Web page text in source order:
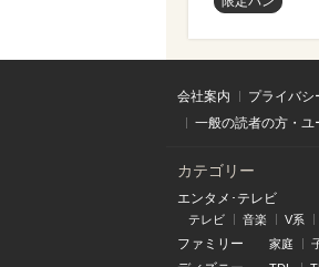
会社案内 プライバシ
一般の読者の方・
カテゴリー
エンタメ･テレビ
テレビ 音楽 V系
ファミリー 家庭